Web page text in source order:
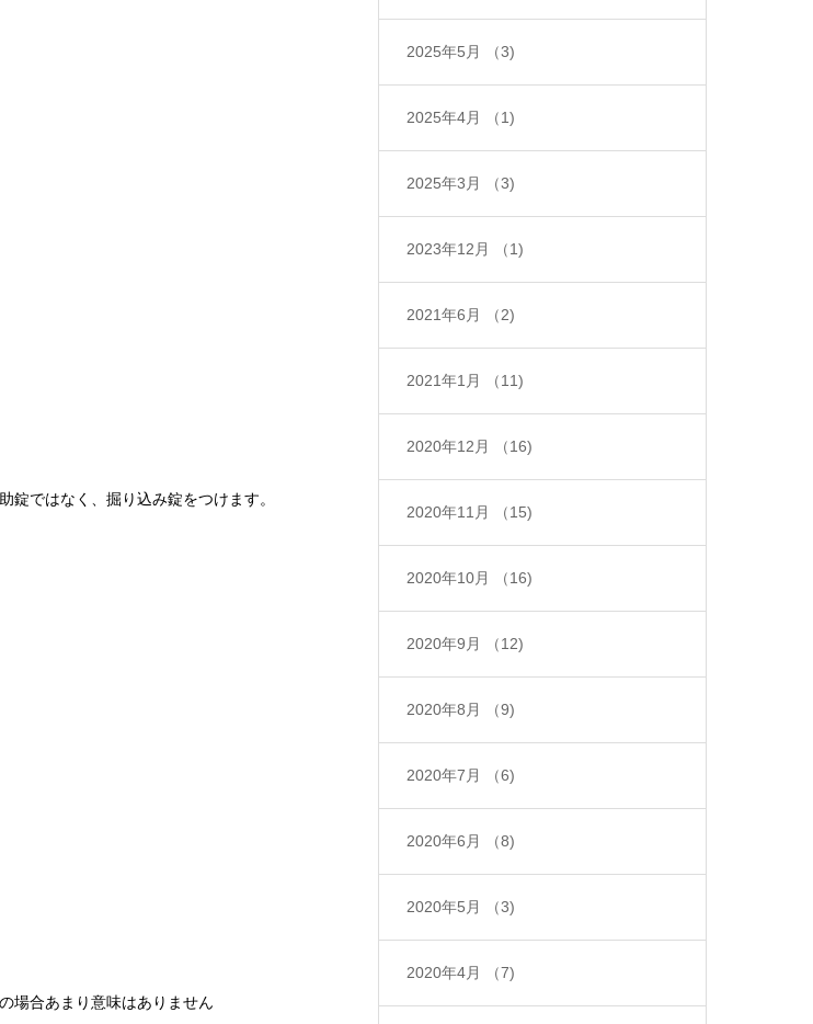
ではなく、掘り込み錠をつけます。
場合あまり意味はありません
2025年5月 （3)
2025年4月 （1)
2025年3月 （3)
2023年12月 （1)
2021年6月 （2)
2021年1月 （11)
2020年12月 （16)
2020年11月 （15)
2020年10月 （16)
2020年9月 （12)
2020年8月 （9)
2020年7月 （6)
2020年6月 （8)
2020年5月 （3)
2020年4月 （7)